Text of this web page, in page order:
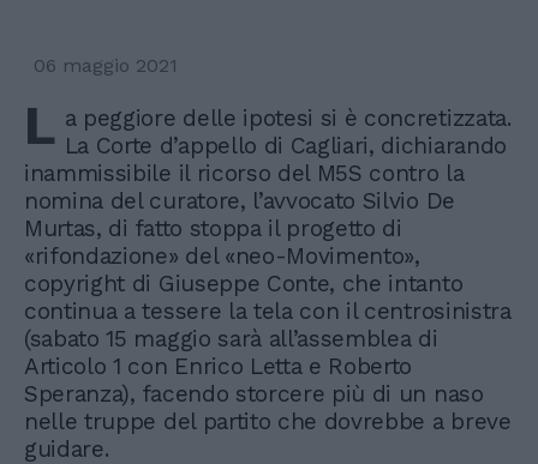
06 maggio 2021
L a peggiore delle ipotesi si è concretizzata.
La Corte d’appello di Cagliari, dichiarando
inammissibile il ricorso del M5S contro la
nomina del curatore, l’avvocato Silvio De
Murtas, di fatto stoppa il progetto di
«rifondazione» del «neo-Movimento»,
copyright di Giuseppe Conte, che intanto
continua a tessere la tela con il centrosinistra
(sabato 15 maggio sarà all’assemblea di
Articolo 1 con Enrico Letta e Roberto
Speranza), facendo storcere più di un naso
nelle truppe del partito che dovrebbe a breve
guidare.